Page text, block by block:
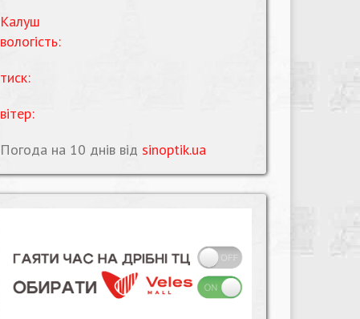
Калуш
вологість:
тиск:
вітер:
Погода на 10 днів від sinoptik.ua